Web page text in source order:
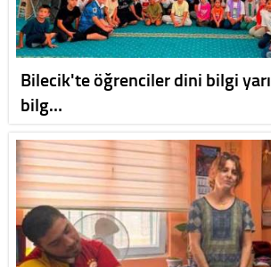
Bilecik'te öğrenciler dini bilgi
bilg…